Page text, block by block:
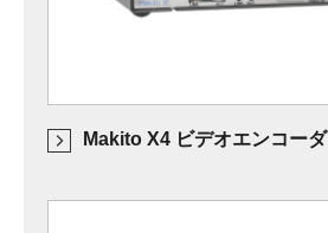
Makito X4 ビデオエンコーダ